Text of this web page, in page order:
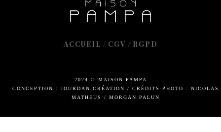
ACCUEIL / CGV / RGPD
2024 © MAISON PAMPA
CONCEPTION : JOURDAN CRÉATION
/ CRÉDITS PHOTO : NICOLAS
MATHEUS / MORGAN PALUN